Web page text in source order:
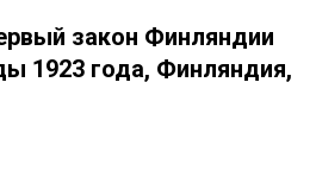
закон Финляндии
1923 года, Финляндия,